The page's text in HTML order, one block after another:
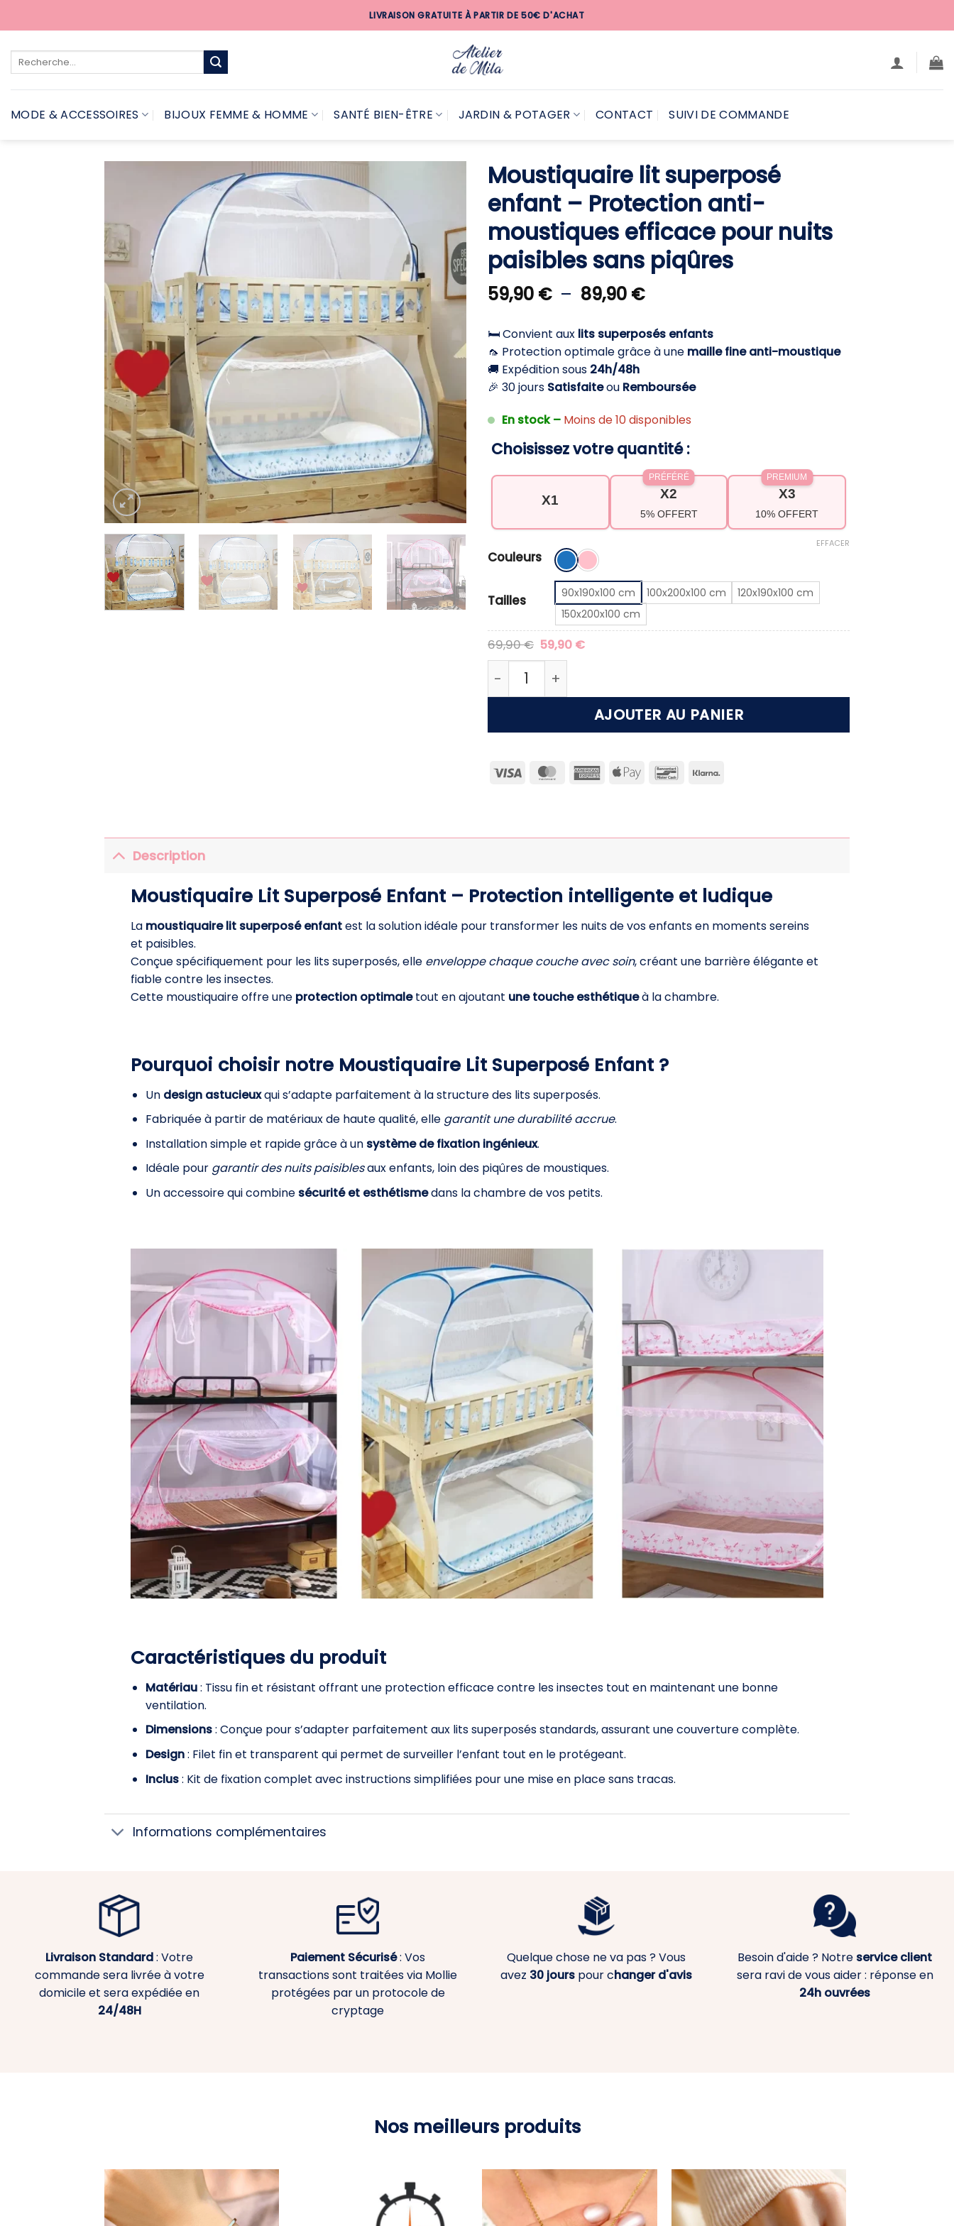
LIVRAISON GRATUITE À PARTIR DE 50€ D'ACHAT
Recherche
MODE & ACCESSOIRES BIJOUX FEMME & HOMME SANTÉ BIEN-ÊTRE JARDIN & POTAGER CONTACT SUIVI DE COMMANDE
Moustiquaire lit superposé
enfant – Protection anti-
moustiques efficace pour nuits
paisibles sans piqûres
59,90 € – 89,90 €Plage
prix :
59,90 €
à
89,90 €
🛏️ Convient aux lits superposés enfants
🦟 Protection optimale grâce à une maille fine anti-moustique
🚚 Expédition sous 24h/48h
🎉 30 jours Satisfaiteou Remboursée
En stock – Moins de 10 disponibles
Choisissez votre quantité :
X1 X2
5% OFFERT
PRÉFÉRÉ
X3
10% OFFERT
PREMIUM
Couleurs
Tailles 90x190x100 cm 100x200x100 cm
120x190x100 cm
150x200x100 cm
EFFACER
69,90€ Le
prix
initial
était :
69,90 €.
59,90 €Le
prix
quantité de Moustiquaire lit superposé enfant – Protection anti-
AJOUTER AU PANIER
Visa MasterCardAmericanApple
Bancontact
Klarna
Description
Moustiquaire Lit Superposé Enfant – Protection intelligente et ludique
La moustiquaire lit superposé enfantest la solution idéale pour transformer les nuits de vos enfants en moments sereins
et paisibles.
Conçue spécifiquement pour les lits superposés, elle enveloppe chaque couche avec soin, créant une barrière élégante et
fiable contre les insectes.
Cette moustiquaire offre uneprotection optimaletout en ajoutant une touche esthétiqueà la chambre.
Pourquoi choisir notre Moustiquaire Lit Superposé Enfant ?
Un design astucieuxqui s’adapte parfaitement à la structure des lits superposés.
Fabriquée à partir de matériaux de haute qualité, elle garantit une durabilité accrue.
Installation simple et rapide grâce à un système de fixation ingénieux.
Idéale pour garantir des nuits paisiblesaux enfants, loin des piqûres de moustiques.
Un accessoire qui combinesécurité et esthétismedans la chambre de vos petits.
Caractéristiques du produit
Matériau: Tissu fin et résistant offrant une protection efficace contre les insectes tout en maintenant une bonne
ventilation.
Dimensions: Conçue pour s’adapter parfaitement aux lits superposés standards, assurant une couverture complète.
Design: Filet fin et transparent qui permet de surveiller l’enfant tout en le protégeant.
Inclus: Kit de fixation complet avec instructions simplifiées pour une mise en place sans tracas.
Informations complémentaires
Livraison Standard: Votre
commande sera livrée à votre
domicile et sera expédiée en
24/48H
Paiement Sécurisé: Vos
transactions sont traitées via Mollie
protégées par un protocole de
cryptage
Quelque chose ne va pas ? Vous
avez 30 jours pour changer d'avis
Besoin d'aide ? Notre service client
sera ravi de vous aider : réponse en
24h ouvrées
Nos meilleurs produits